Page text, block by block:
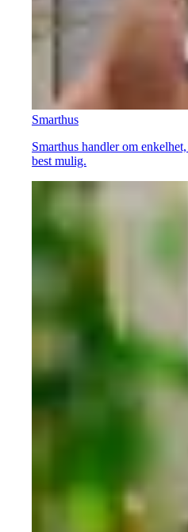
Smarthus
Smarthus handler om
best mulig.